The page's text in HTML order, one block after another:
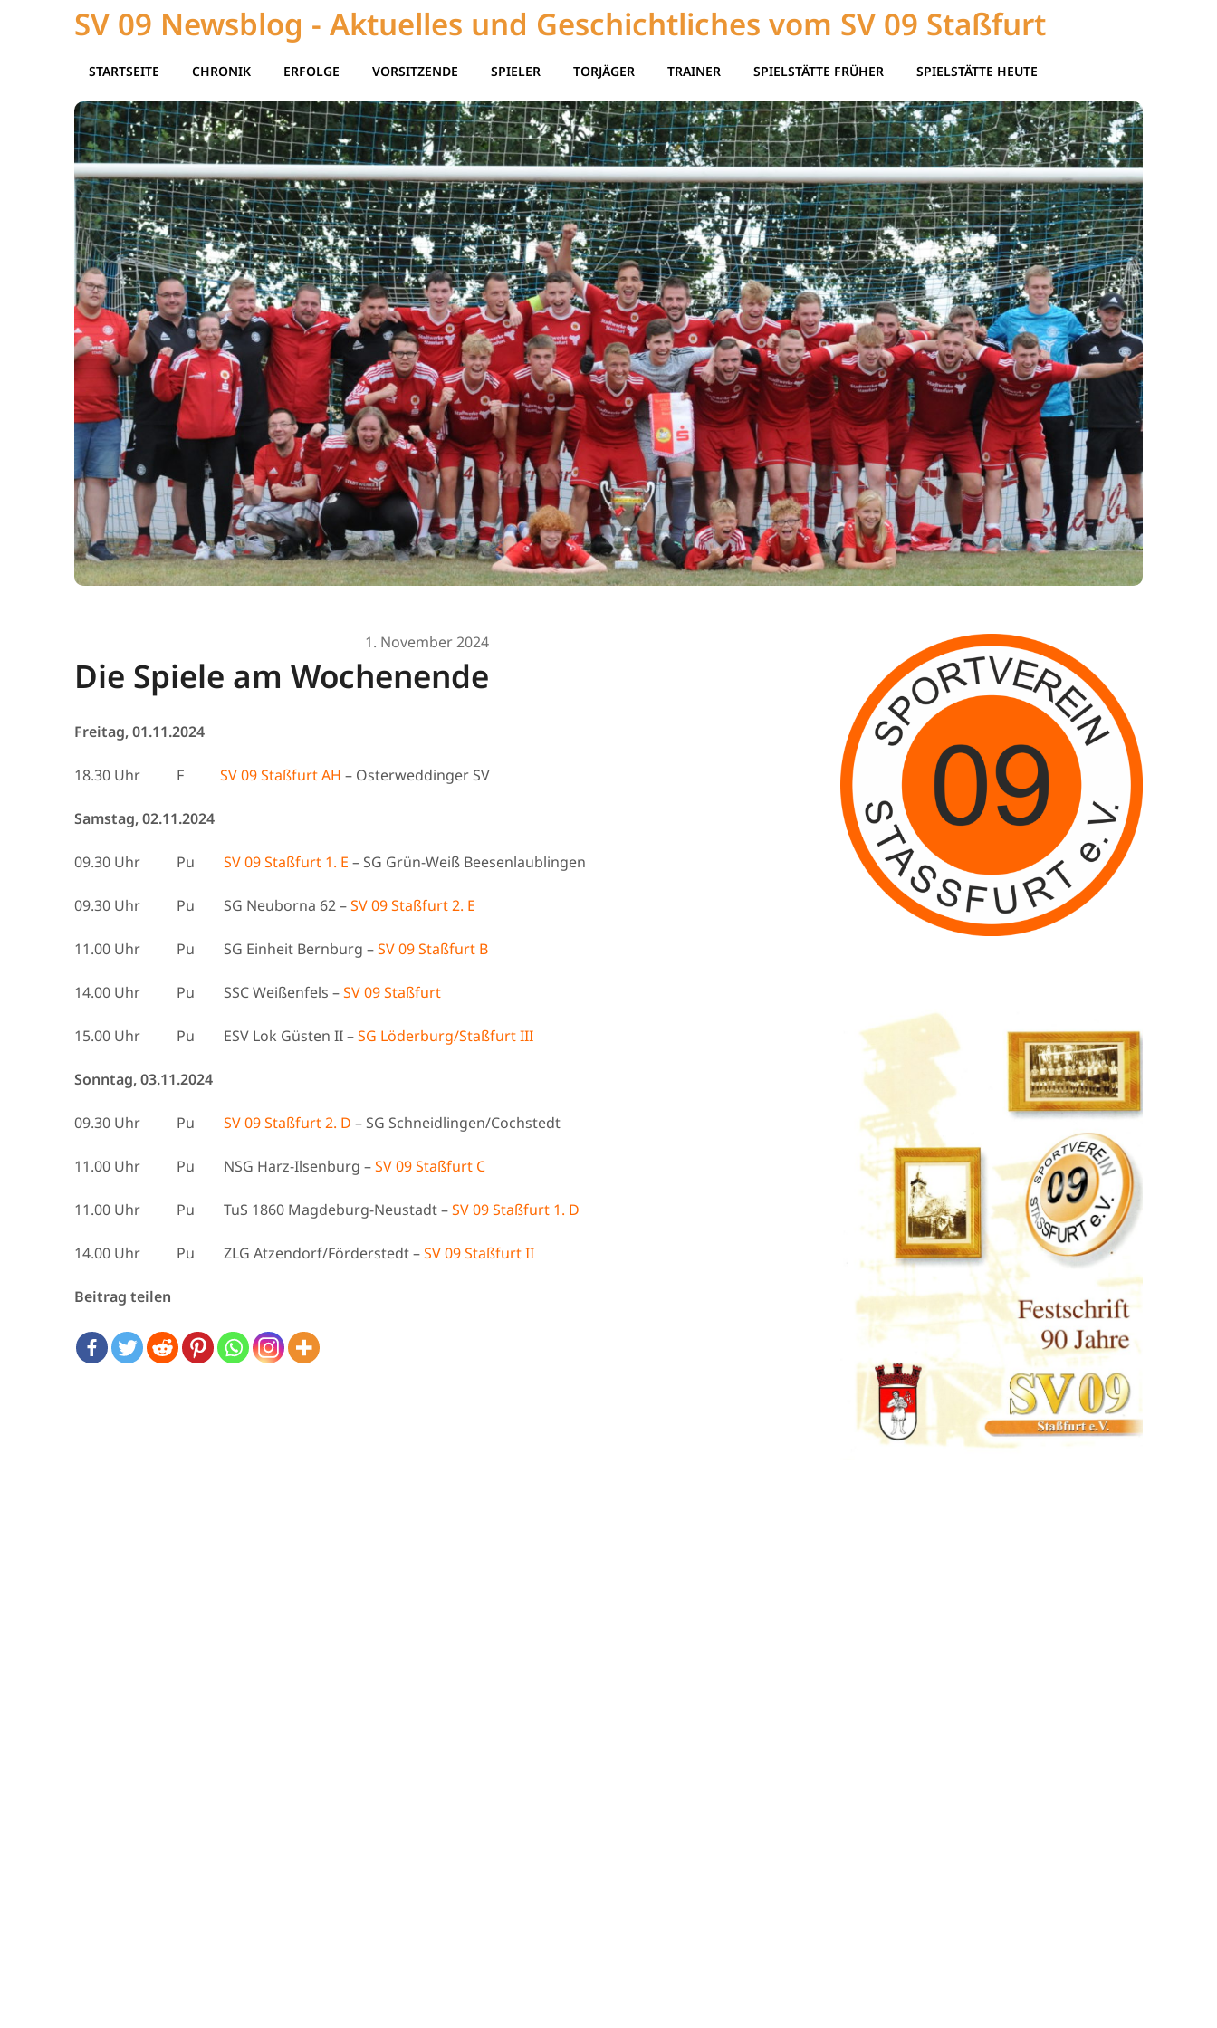
SV 09 Newsblog - Aktuelles und Geschichtliches vom SV 09 Staßfurt
STARTSEITE CHRONIK ERFOLGE VORSITZENDE SPIELER TORJÄGER TRAINER SPIELSTÄTTE FRÜHER SPIELSTÄTTE HEUTE
1. November 2024
Die Spiele am Wochenende
Freitag, 01.11.2024
18.30 Uhr F SV 09 Staßfurt AH – Osterweddinger SV
Samstag, 02.11.2024
09.30 Uhr Pu SV 09 Staßfurt 1. E – SG Grün-Weiß Beesenlaublingen
09.30 Uhr Pu SG Neuborna 62 –SV 09 Staßfurt 2. E
11.00 Uhr Pu SG Einheit Bernburg –SV 09 Staßfurt B
14.00 Uhr Pu SSC Weißenfels –SV 09 Staßfurt
15.00 Uhr Pu ESV Lok Güsten II –SG Löderburg/Staßfurt III
Sonntag, 03.11.2024
09.30 Uhr Pu SV 09 Staßfurt 2. D – SG Schneidlingen/Cochstedt
11.00 Uhr Pu NSG Harz-Ilsenburg –SV 09 Staßfurt C
11.00 Uhr Pu TuS 1860 Magdeburg-Neustadt –SV 09 Staßfurt 1. D
14.00 Uhr Pu ZLG Atzendorf/Förderstedt –SV 09 Staßfurt II
Beitrag teilen